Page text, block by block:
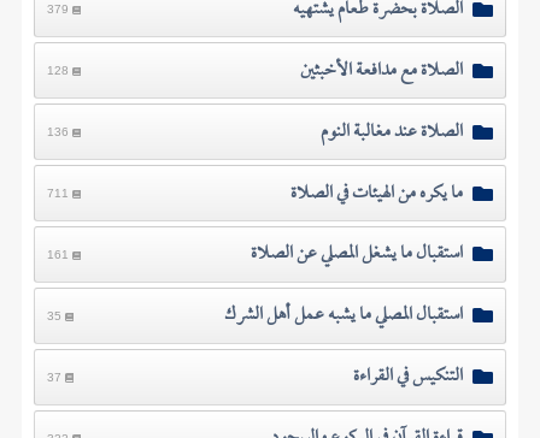
الصلاة بحضرة طعام يشتهيه 379
الصلاة مع مدافعة الأخبثين 128
الصلاة عند مغالبة النوم 136
ما يكره من الهيئات في الصلاة 711
استقبال ما يشغل المصلي عن الصلاة 161
استقبال المصلي ما يشبه عمل أهل الشرك 35
التنكيس في القراءة 37